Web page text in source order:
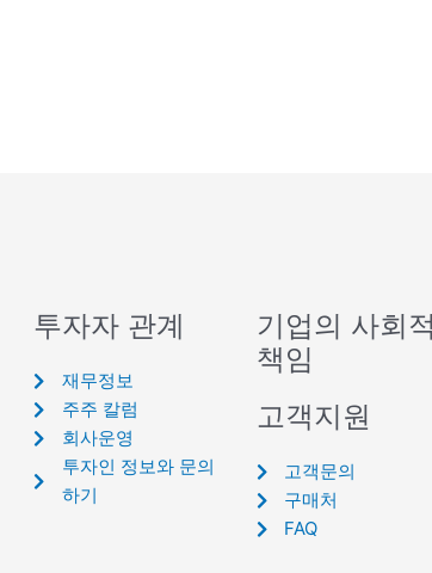
투자자 관계
재무정보
주주 칼럼
회사운영
투자인 정보와 문의
하기
기업의 사회적
책임
고객지원
고객문의
구매처
FAQ